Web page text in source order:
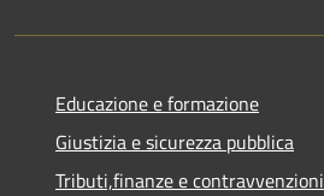
Educazione e formazione
Giustizia e sicurezza pubblica
Tributi,finanze e contravvenzioni